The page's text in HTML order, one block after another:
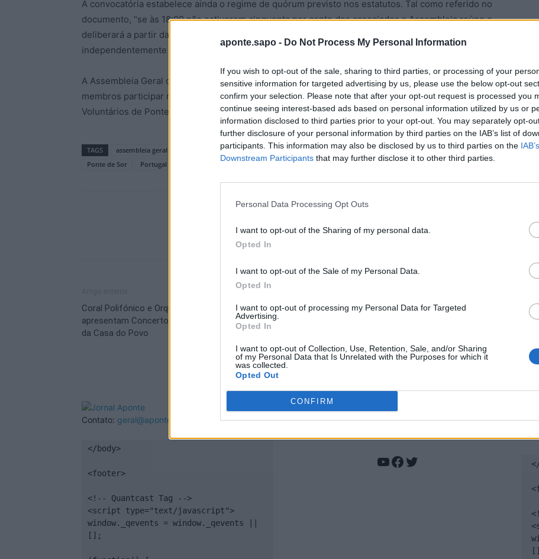
aponte.sapo - Do Not Process My Personal Information
If you wish to opt-out of the sale, sharing to third parties, or processing of your
sensitive information for targeted advertising by us, please use the below opt-out
confirm your selection. Please note that after your opt-out request is processed you
continue seeing interest-based ads based on personal information utilized by us or
information disclosed to third parties prior to your opt-out. You may separately opt-
further disclosure of your personal information by third parties on the IAB’s list of
participants. This information may also be disclosed by us to third parties on the
Downstream Participants that may further disclose it to other third parties.
Personal Data Processing Opt Outs
I want to opt-out of the Sharing of my personal data.
Opted In
I want to opt-out of the Sale of my Personal Data.
Opted In
I want to opt-out of processing my Personal Data for Targeted
Advertising.
Opted In
I want to opt-out of Collection, Use, Retention, Sale, and/or Sharing
of my Personal Data that Is Unrelated with the Purposes for which it
was collected.
Opted Out
CONFIRM
A convocatória estabelece ainda o regime de quórum previsto nos estatutos. Tal como referido no
documento, “se às 18:00 não estiverem cinquenta por cento dos associados a Assembleia reúne e
deliberará a partir das 18:30, com os associados presentes”, garantindo a realização da sessão
independentemente da afluência inicial.
A Assembleia Geral constitui um momento relevante para a vida associativa, permitindo aos
membros participar nas decisões estruturantes da Associação Humanitária dos Bombeiros
Voluntários de Ponte de Sor.
TAGS assembleia geral associacao humanitaria bombeiros voluntarios estatutos Europa
instituicoes
Ponte de Sor
Portugal vida associativa
Coral Polifónico e Orquestra de Harmónicas
apresentam Concerto de Primavera no Jardim
da Casa do Povo
Europa bate recorde na remoção de barragens e
Quantcast
Contato: geral@aponte.pt
</body>
<footer>
<!-- Quantcast Tag -->
<script type="text/javascript">
window._qevents = window._qevents ||
[];
Siga-nos nas redes:
YouTube
Facebook
Twitter